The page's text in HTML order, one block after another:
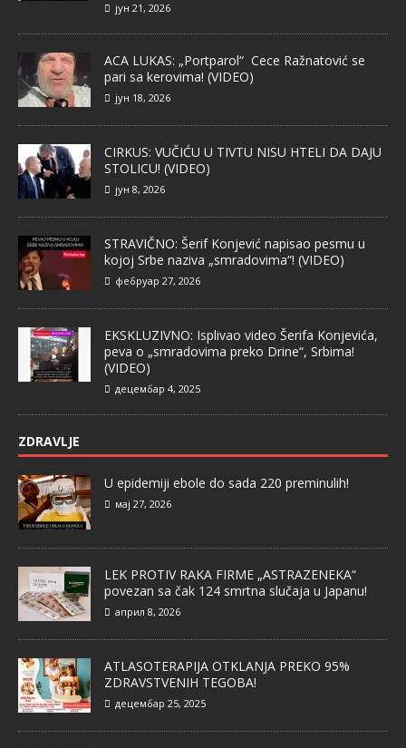
јун 21, 2026
ACA LUKAS: „Portparol“ Cece Ražnatović se
pari sa kerovima! (VIDEO)
јун 18, 2026
CIRKUS: VUČIĆU U TIVTU NISU HTELI DA DAJU
STOLICU! (VIDEO)
јун 8, 2026
STRAVIČNO: Šerif Konjević napisao pesmu u
kojoj Srbe naziva „smradovima“! (VIDEO)
фебруар 27, 2026
EKSKLUZIVNO: Isplivao video Šerifa Konjevića,
peva o „smradovima preko Drine“, Srbima!
(VIDEO)
децембар 4, 2025
ZDRAVLJE
U epidemiji ebole do sada 220 preminulih!
мај 27, 2026
LEK PROTIV RAKA FIRME „ASTRAZENEKA“
povezan sa čak 124 smrtna slučaja u Japanu!
април 8, 2026
ATLASOTERAPIJA OTKLANJA PREKO 95%
ZDRAVSTVENIH TEGOBA!
децембар 25, 2025